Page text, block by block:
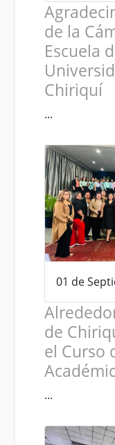
de la
Escuela
Chiriquí
...
01 de
de
el Curso
...